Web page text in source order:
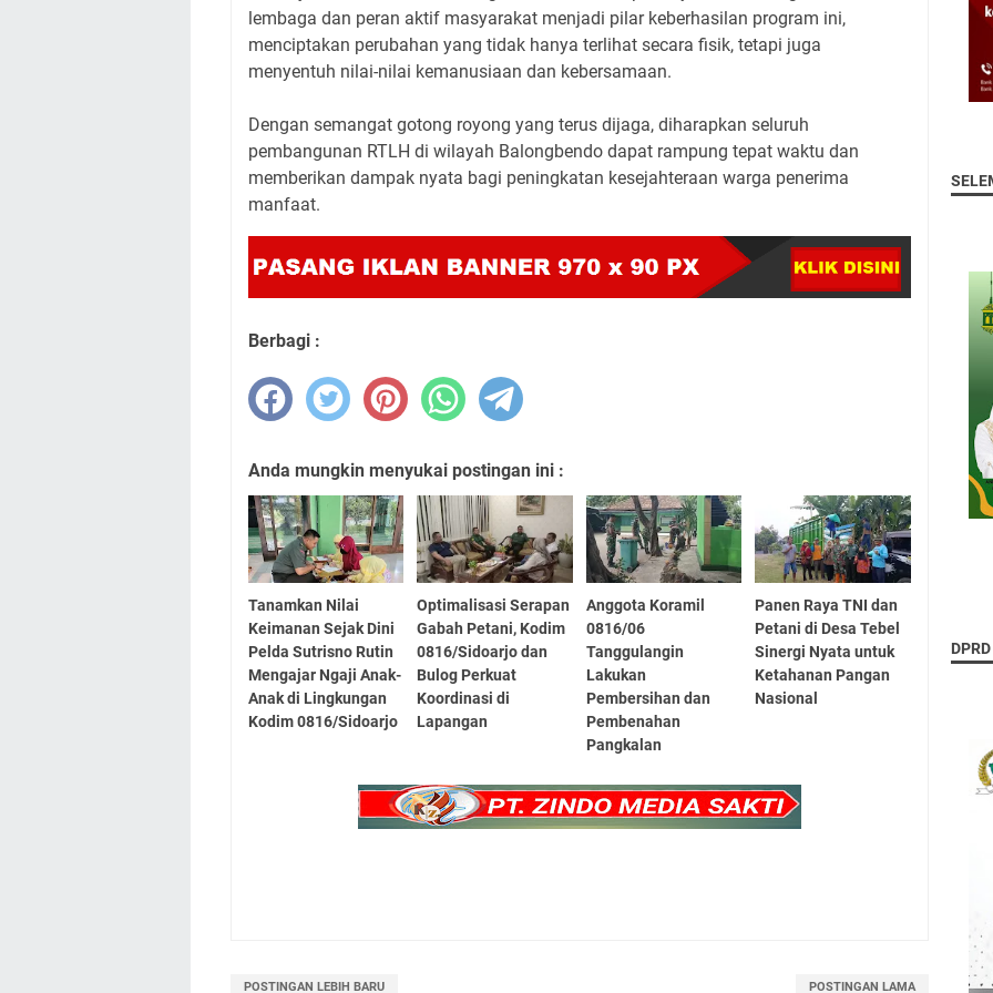
lembaga dan peran aktif masyarakat menjadi pilar keberhasilan program ini,
menciptakan perubahan yang tidak hanya terlihat secara fisik, tetapi juga
menyentuh nilai-nilai kemanusiaan dan kebersamaan.
Dengan semangat gotong royong yang terus dijaga, diharapkan seluruh
pembangunan RTLH di wilayah Balongbendo dapat rampung tepat waktu dan
memberikan dampak nyata bagi peningkatan kesejahteraan warga penerima
manfaat.
Berbagi :
Anda mungkin menyukai postingan ini :
Tanamkan Nilai
Keimanan Sejak Dini
Pelda Sutrisno Rutin
Mengajar Ngaji Anak-
Anak di Lingkungan
Kodim 0816/Sidoarjo
Optimalisasi Serapan
Gabah Petani, Kodim
0816/Sidoarjo dan
Bulog Perkuat
Koordinasi di
Lapangan
Anggota Koramil
0816/06
Tanggulangin
Lakukan
Pembersihan dan
Pembenahan
Pangkalan
Panen Raya TNI dan
Petani di Desa Tebel
Sinergi Nyata untuk
Ketahanan Pangan
Nasional
POSTINGAN LEBIH BARU POSTINGAN LAMA